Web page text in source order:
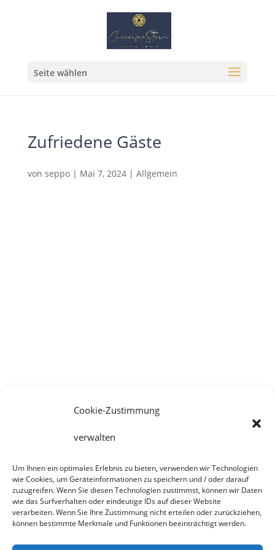
Cookie-Zustimmung
verwalten
Um Ihnen ein optimales Erlebnis zu bieten, verwenden wir Technologien
wie Cookies, um Geräteinformationen zu speichern und / oder darauf
zuzugreifen. Wenn Sie diesen Technologien zustimmst, können wir Daten
wie das Surfverhalten oder eindeutige IDs auf dieser Website
verarbeiten. Wenn Sie Ihre Zustimmung nicht erteilen oder zurückziehen,
können bestimmte Merkmale und Funktionen beeinträchtigt werden.
Seite wählen
Zufriedene Gäste
von seppo| Mai 7, 2024| Allgemein
Start Online buchen Kontakt